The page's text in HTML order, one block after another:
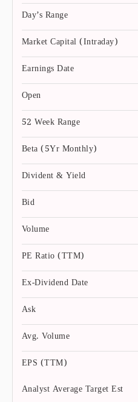
Day’s Range
Market Capital (Intraday)
Earnings Date
Open
52 Week Range
Beta (5Yr Monthly)
Divident & Yield
Bid
Volume
PE Ratio (TTM)
Ex-Dividend Date
Ask
Avg. Volume
EPS (TTM)
Analyst Average Target Est